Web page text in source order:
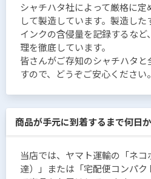
シャチハタ社によって厳格に
して製造しています。製造した
インクの含侵量を記録するなど
理を徹底しています。
皆さんがご存知のシャチハタ
すので、どうぞご安心ください。
商品が手元に到着するまで何日
当店では、ヤマト運輸の「ネ
達）」または「宅配便コンパ